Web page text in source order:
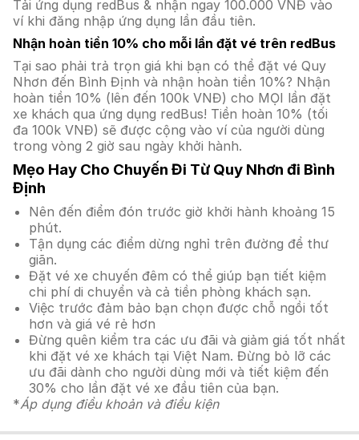
Tải ứng dụng redBus & nhận ngay 100.000 VNĐ vào
ví khi đăng nhập ứng dụng lần đầu tiên.
Nhận hoàn tiền 10% cho mỗi lần đặt vé trên redBus
Tại sao phải trả trọn giá khi bạn có thể đặt vé Quy
Nhơn đến Bình Định và nhận hoàn tiền 10%? Nhận
hoàn tiền 10% (lên đến 100k VNĐ) cho MỌI lần đặt
xe khách qua ứng dụng redBus! Tiền hoàn 10% (tối
đa 100k VNĐ) sẽ được cộng vào ví của người dùng
trong vòng 2 giờ sau ngày khởi hành.
Mẹo Hay Cho Chuyến Đi Từ Quy Nhơn đi Bình
Định
Nên đến điểm đón trước giờ khởi hành khoảng 15
phút.
Tận dụng các điểm dừng nghỉ trên đường để thư
giãn.
Đặt vé xe chuyến đêm có thể giúp bạn tiết kiệm
chi phí di chuyển và cả tiền phòng khách sạn.
Việc trước đảm bảo bạn chọn được chỗ ngồi tốt
hơn và giá vé rẻ hơn
Đừng quên kiểm tra các ưu đãi và giảm giá tốt nhất
khi đặt vé xe khách tại Việt Nam. Đừng bỏ lỡ các
ưu đãi dành cho người dùng mới và tiết kiệm đến
30% cho lần đặt vé xe đầu tiên của bạn.
*Áp dụng điều khoản và điều kiện